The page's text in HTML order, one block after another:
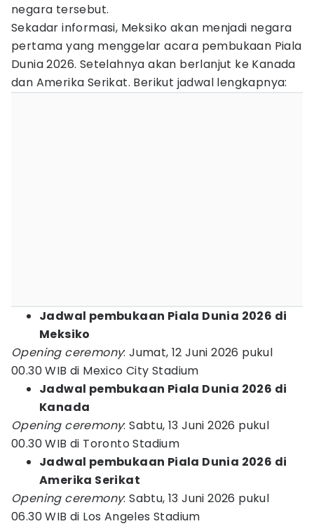
negara tersebut.
Sekadar informasi, Meksiko akan menjadi negara
pertama yang menggelar acara pembukaan Piala
Dunia 2026. Setelahnya akan berlanjut ke Kanada
dan Amerika Serikat. Berikut jadwal lengkapnya:
Jadwal pembukaan Piala Dunia 2026 di
Meksiko
Opening ceremony: Jumat, 12 Juni 2026 pukul
00.30 WIB di Mexico City Stadium
Jadwal pembukaan Piala Dunia 2026 di
Kanada
Opening ceremony: Sabtu, 13 Juni 2026 pukul
00.30 WIB di Toronto Stadium
Jadwal pembukaan Piala Dunia 2026 di
Amerika Serikat
Opening ceremony: Sabtu, 13 Juni 2026 pukul
06.30 WIB di Los Angeles Stadium